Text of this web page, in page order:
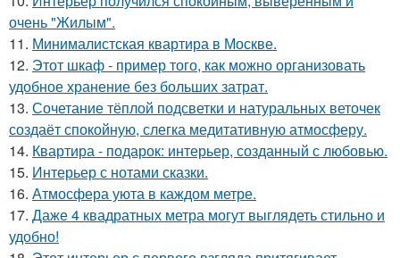
очень "Жилым".
11. Минималистская квартира в Москве.
12. Этот шкаф - пример того, как можно организовать
удобное хранение без больших затрат.
13. Сочетание тёплой подсветки и натуральных веточек
создаёт спокойную, слегка медитативную атмосферу.
14. Квартира - подарок: интерьер, созданный с любовью.
15. Интерьер с нотами сказки.
16. Атмосфера уюта в каждом метре.
17. Даже 4 квадратных метра могут выглядеть стильно и
удобно!